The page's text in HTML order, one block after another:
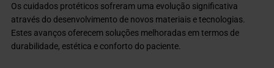
Os cuidados protéticos sofreram uma evolução significativa
através do desenvolvimento de novos materiais e tecnologias.
Estes avanços oferecem soluções melhoradas em termos de
durabilidade, estética e conforto do paciente.